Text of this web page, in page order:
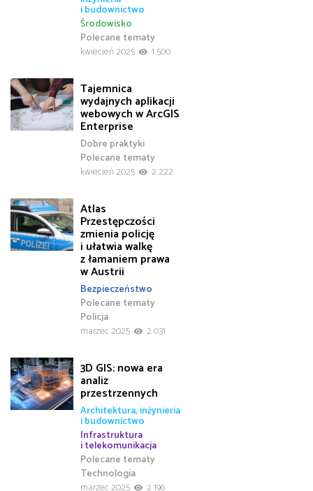
i budownictwo
Polecane tematy
Środowisko
kwiecień 2025
1 500
Tajemnica
wydajnych aplikacji
webowych w ArcGIS
Enterprise
Dobre praktyki
Polecane tematy
kwiecień 2025
2 222
Atlas
Przestępczości
zmienia policję
i ułatwia walkę
z łamaniem prawa
w Austrii
Bezpieczeństwo
Polecane tematy
Policja
marzec 2025
2 031
3D GIS: nowa era
analiz
przestrzennych
Architektura, inżynieria
i budownictwo
Infrastruktura
i telekomunikacja
Polecane tematy
Technologia
marzec 2025
2 196